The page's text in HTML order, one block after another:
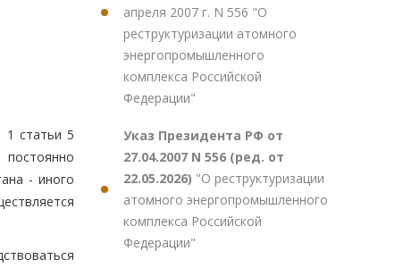
1 статьи 5
- иного
апреля 2007 г. N 556 "О
реструктуризации атомного
энергопромышленного
комплекса Российской
Федерации"
Указ Президента РФ от
27.04.2007 N 556 (ред. от
22.05.2026) "О реструктуризации
атомного энергопромышленного
комплекса Российской
Федерации"